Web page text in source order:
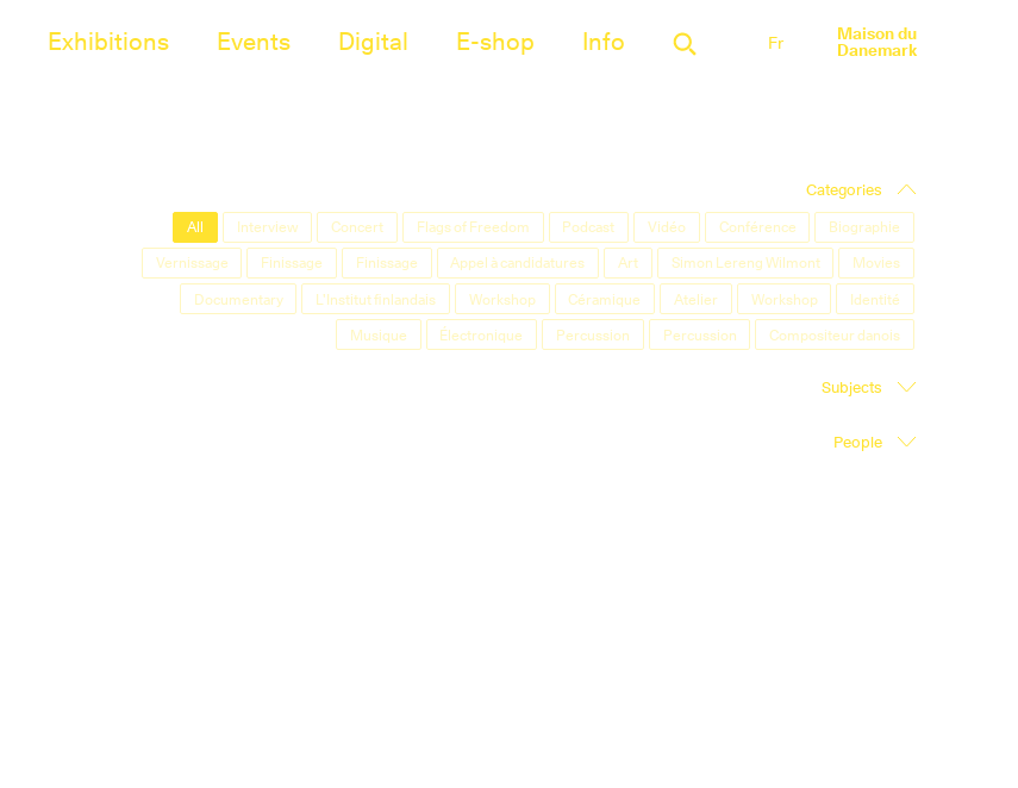
Exhibitions Events Digital E-shop Info Fr Maison du
Danemark
Categories
All Interview Concert Flags of Freedom Podcast Vidéo Conférence
Biographie
Vernissage
Finissage Finissage Appel à candidatures Art Simon Lereng Wilmont
Movies
Documentary
L'Institut finlandais Workshop Céramique Atelier Workshop
Identité
Musique
Électronique Percussion Percussion Compositeur danois
Subjects
People